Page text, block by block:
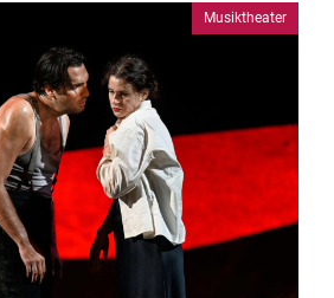
Musiktheater